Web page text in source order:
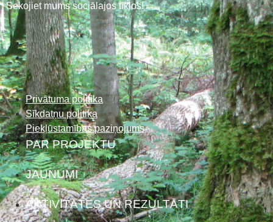
Sekojiet mums sociālajos tīklos!
Privātuma politika
Sīkdatņu politika
Piekļūstamības paziņojums
PAR PROJEKTU
JAUNUMI
AKTIVITĀTES UN REZULTĀTI